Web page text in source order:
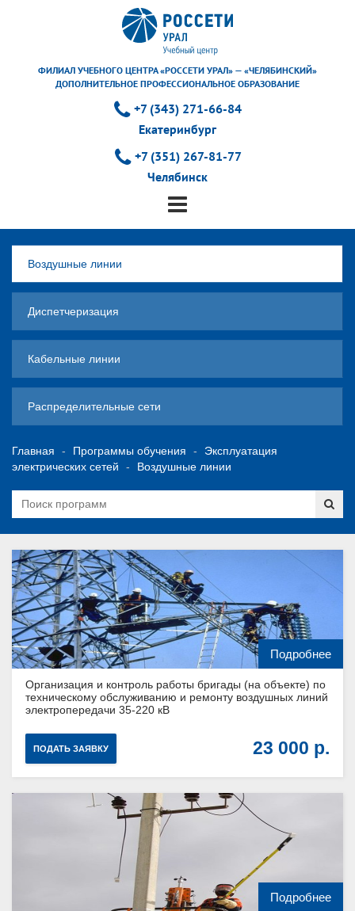
ФИЛИАЛ УЧЕБНОГО ЦЕНТРА «РОССЕТИ УРАЛ» — «ЧЕЛЯБИНСКИЙ»
ДОПОЛНИТЕЛЬНОЕ ПРОФЕССИОНАЛЬНОЕ ОБРАЗОВАНИЕ
+7 (343) 271-66-84
Екатеринбург
+7 (351) 267-81-77
Челябинск
Воздушные линии
Диспетчеризация
Кабельные линии
Распределительные сети
Главная Программы обучения
Эксплуатация
электрических сетей
Воздушные линии
Подробнее
Организация и контроль работы бригады (на объекте) по
техническому обслуживанию и ремонту воздушных линий
электропередачи 35-220 кВ
ПОДАТЬ ЗАЯВКУ 23 000
Подробнее